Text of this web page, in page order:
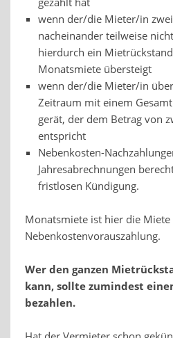
wenn der/die Mieter/in
nacheinander teilweise
hierdurch ein
Monatsmiete übersteigt
wenn der/die Mieter/in
Zeitraum mit einem
gerät, der dem Betrag von
entspricht
Nebenkosten-
Jahresabrechnungen
fristlosen Kündigung.
Monatsmiete ist hier die
Nebenkostenvorauszahlung.
Wer den ganzen
kann, sollte zumindest
bezahlen.